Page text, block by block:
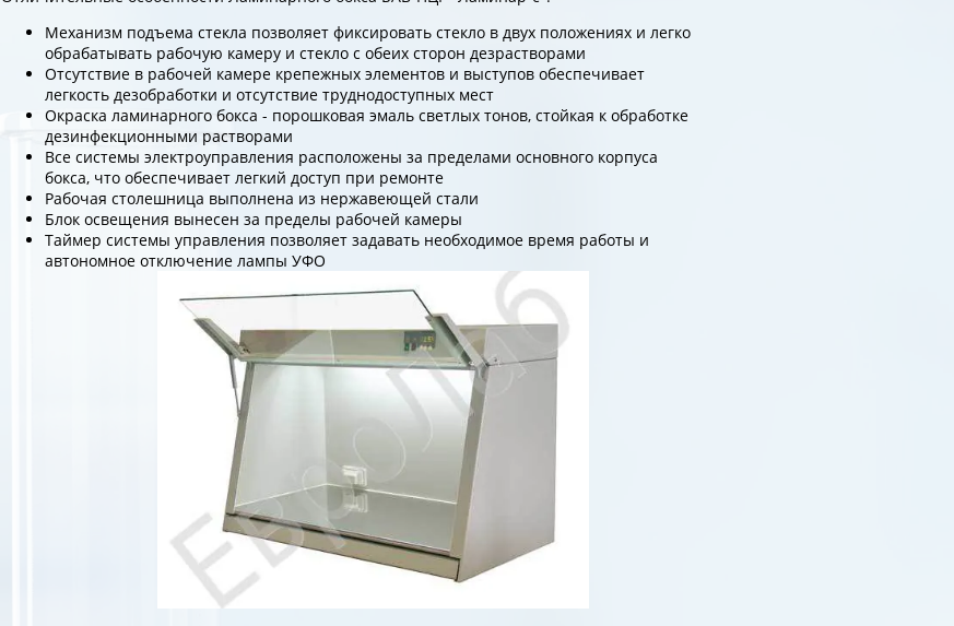
Механизм подъема стекла позволяет фиксировать стекло в двух положениях и легко
обрабатывать рабочую камеру и стекло с обеих сторон дезрастворами
Отсутствие в рабочей камере крепежных элементов и выступов обеспечивает
легкость дезобработки и отсутствие труднодоступных мест
Окраска ламинарного бокса - порошковая эмаль светлых тонов, стойкая к обработке
дезинфекционными растворами
Все системы электроуправления расположены за пределами основного корпуса
бокса, что обеспечивает легкий доступ при ремонте
Рабочая столешница выполнена из нержавеющей стали
Блок освещения вынесен за пределы рабочей камеры
Таймер системы управления позволяет задавать необходимое время работы и
автономное отключение лампы УФО